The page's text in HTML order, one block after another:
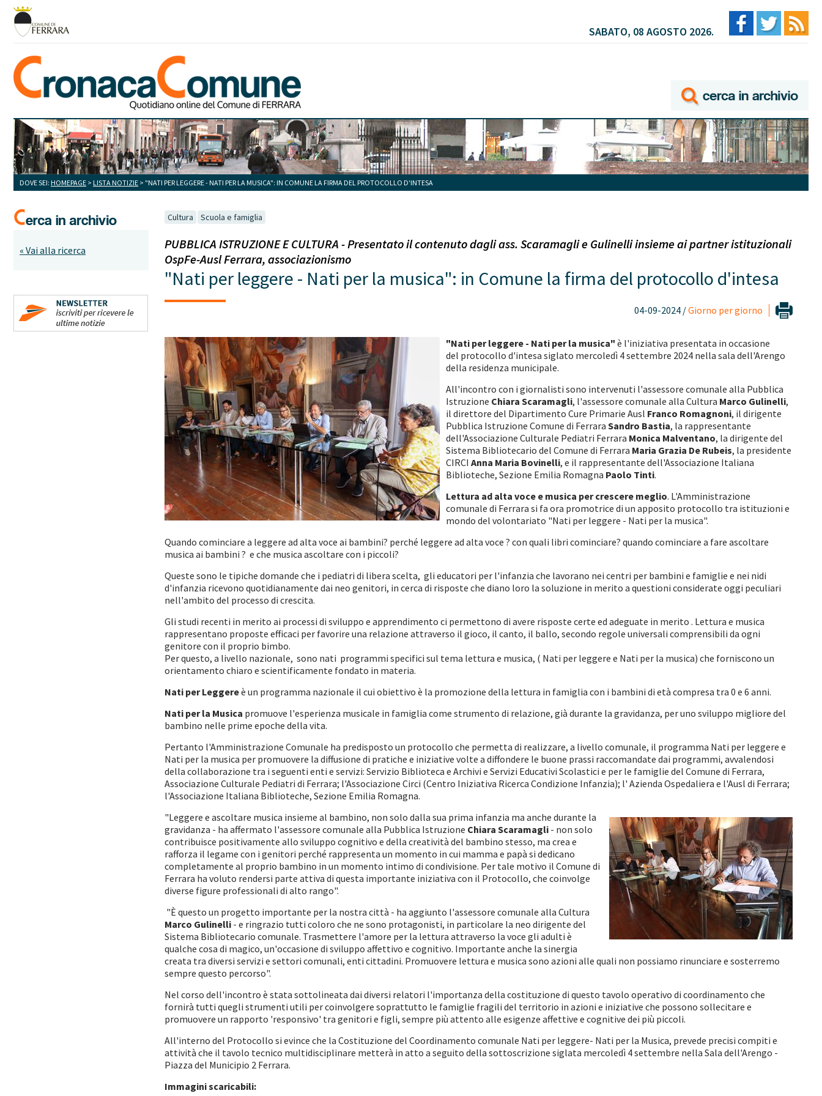
SABATO, 08 AGOSTO 2026.
DOVE SEI: HOMEPAGE > LISTA NOTIZIE > "NATI PER LEGGERE - NATI PER LA MUSICA": IN COMUNE LA FIRMA DEL PROTOCOLLO D'INTESA
« Vai alla ricerca
Cultura Scuola e famiglia
PUBBLICA ISTRUZIONE E CULTURA - Presentato il contenuto dagli ass. Scaramagli e Gulinelli insieme ai partner istituzionali
OspFe-Ausl Ferrara, associazionismo
"Nati per leggere - Nati per la musica": in Comune la firma del protocollo d'intesa
04-09-2024 /Giorno per giorno
"Nati per leggere - Nati per la musica" è l'iniziativa presentata in occasione
del protocollo d'intesa siglato mercoledì 4 settembre 2024 nella sala dell'Arengo
della residenza municipale.
All'incontro con i giornalisti sono intervenuti l'assessore comunale alla Pubblica
Istruzione Chiara Scaramagli, l'assessore comunale alla Cultura Marco Gulinelli,
il direttore del Dipartimento Cure Primarie Ausl Franco Romagnoni, il dirigente
Pubblica Istruzione Comune di Ferrara Sandro Bastia, la rappresentante
dell'Associazione Culturale Pediatri Ferrara Monica Malventano, la dirigente del
Sistema Bibliotecario del Comune di Ferrara Maria Grazia De Rubeis, la presidente
CIRCI Anna Maria Bovinelli, e il rappresentante dell'Associazione Italiana
Biblioteche, Sezione Emilia Romagna Paolo Tinti.
Lettura ad alta voce e musica per crescere meglio. L'Amministrazione
comunale di Ferrara si fa ora promotrice di un apposito protocollo tra istituzioni e
mondo del volontariato "Nati per leggere - Nati per la musica".
Quando cominciare a leggere ad alta voce ai bambini? perché leggere ad alta voce ? con quali libri cominciare? quando cominciare a fare ascoltare
musica ai bambini ? e che musica ascoltare con i piccoli?
Queste sono le tipiche domande che i pediatri di libera scelta, gli educatori per l'infanzia che lavorano nei centri per bambini e famiglie e nei nidi
d'infanzia ricevono quotidianamente dai neo genitori, in cerca di risposte che diano loro la soluzione in merito a questioni considerate oggi peculiari
nell'ambito del processo di crescita.
Gli studi recenti in merito ai processi di sviluppo e apprendimento ci permettono di avere risposte certe ed adeguate in merito . Lettura e musica
rappresentano proposte efficaci per favorire una relazione attraverso il gioco, il canto, il ballo, secondo regole universali comprensibili da ogni
genitore con il proprio bimbo.
Per questo, a livello nazionale, sono nati programmi specifici sul tema lettura e musica, ( Nati per leggere e Nati per la musica) che forniscono un
orientamento chiaro e scientificamente fondato in materia.
Nati per Leggereè un programma nazionale il cui obiettivo è la promozione della lettura in famiglia con i bambini di età compresa tra 0 e 6 anni.
Nati per la Musica promuove l'esperienza musicale in famiglia come strumento di relazione, già durante la gravidanza, per uno sviluppo migliore del
bambino nelle prime epoche della vita.
Pertanto l'Amministrazione Comunale ha predisposto un protocollo che permetta di realizzare, a livello comunale, il programma Nati per leggere e
Nati per la musica per promuovere la diffusione di pratiche e iniziative volte a diffondere le buone prassi raccomandate dai programmi, avvalendosi
della collaborazione tra i seguenti enti e servizi: Servizio Biblioteca e Archivi e Servizi Educativi Scolastici e per le famiglie del Comune di Ferrara,
Associazione Culturale Pediatri di Ferrara; l'Associazione Circi (Centro Iniziativa Ricerca Condizione Infanzia); l' Azienda Ospedaliera e l'Ausl di Ferrara;
l'Associazione Italiana Biblioteche, Sezione Emilia Romagna.
"Leggere e ascoltare musica insieme al bambino, non solo dalla sua prima infanzia ma anche durante la
gravidanza - ha affermato l'assessore comunale alla Pubblica Istruzione Chiara Scaramagli - non solo
contribuisce positivamente allo sviluppo cognitivo e della creatività del bambino stesso, ma crea e
rafforza il legame con i genitori perché rappresenta un momento in cui mamma e papà si dedicano
completamente al proprio bambino in un momento intimo di condivisione. Per tale motivo il Comune di
Ferrara ha voluto rendersi parte attiva di questa importante iniziativa con il Protocollo, che coinvolge
diverse figure professionali di alto rango".
"È questo un progetto importante per la nostra città - ha aggiunto l'assessore comunale alla Cultura
Marco Gulinelli - e ringrazio tutti coloro che ne sono protagonisti, in particolare la neo dirigente del
Sistema Bibliotecario comunale. Trasmettere l'amore per la lettura attraverso la voce gli adulti è
qualche cosa di magico, un'occasione di sviluppo affettivo e cognitivo. Importante anche la sinergia
creata tra diversi servizi e settori comunali, enti cittadini. Promuovere lettura e musica sono azioni alle quali non possiamo rinunciare e sosterremo
sempre questo percorso".
Nel corso dell'incontro è stata sottolineata dai diversi relatori l'importanza della costituzione di questo tavolo operativo di coordinamento che
fornirà tutti quegli strumenti utili per coinvolgere soprattutto le famiglie fragili del territorio in azioni e iniziative che possono sollecitare e
promuovere un rapporto 'responsivo' tra genitori e figli, sempre più attento alle esigenze affettive e cognitive dei più piccoli.
All'interno del Protocollo si evince che la Costituzione del Coordinamento comunale Nati per leggere- Nati per la Musica, prevede precisi compiti e
attività che il tavolo tecnico multidisciplinare metterà in atto a seguito della sottoscrizione siglata mercoledì 4 settembre nella Sala dell'Arengo -
Piazza del Municipio 2 Ferrara.
Immagini scaricabili: